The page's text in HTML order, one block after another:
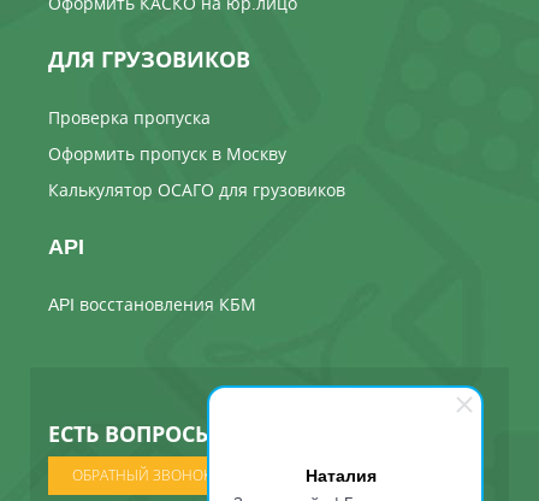
Наталия
ДЛЯ ГРУЗОВИКОВ
Проверка пропуска
Оформить пропуск в Москву
Калькулятор ОСАГО для грузовиков
API
API восстановления КБМ
ЕСТЬ ВОПРОСЫ ? МЫ ПОЗВОНИМ
ОБРАТНЫЙ ЗВОНОК